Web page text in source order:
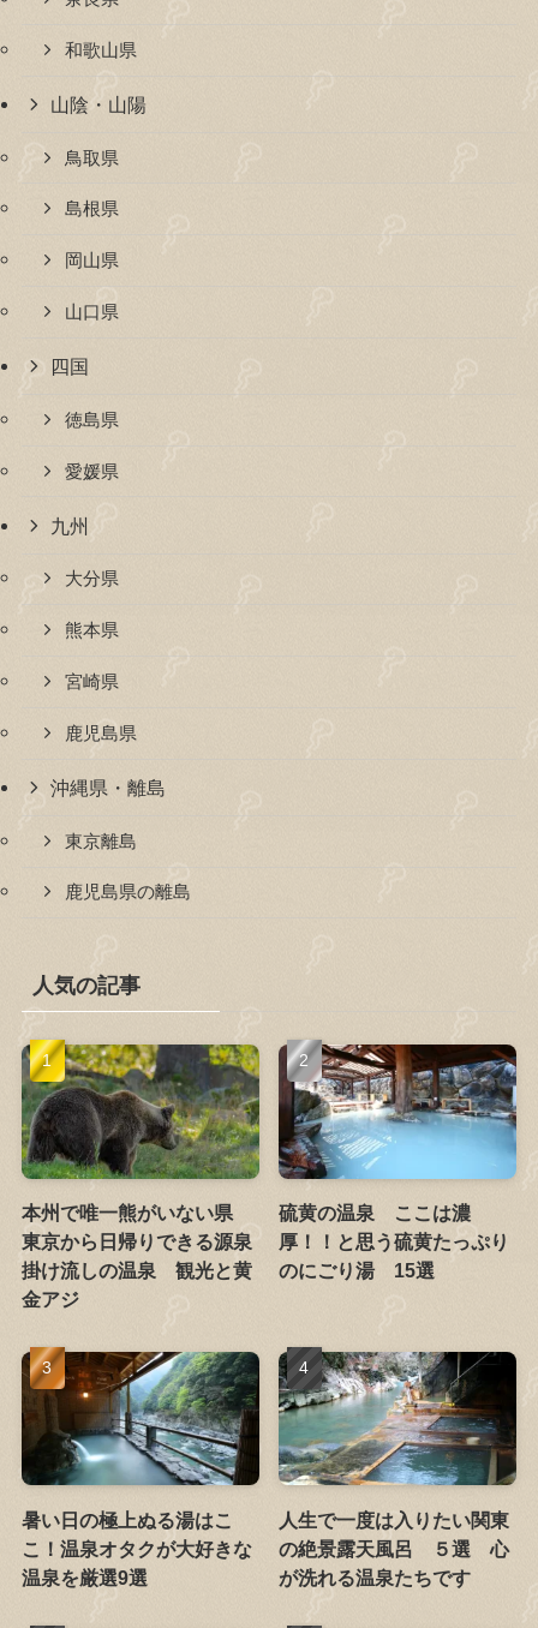
和歌山県
山陰・山陽
鳥取県
島根県
岡山県
山口県
四国
徳島県
愛媛県
九州
大分県
熊本県
宮崎県
鹿児島県
沖縄県・離島
東京離島
鹿児島県の離島
人気の記事
本州で唯一熊がいない県
東京から日帰りできる源泉
掛け流しの温泉 観光と黄
金アジ
硫黄の温泉 ここは濃
厚！！と思う硫黄たっぷり
のにごり湯 15選
暑い日の極上ぬる湯はこ
こ！温泉オタクが大好きな
温泉を厳選9選
人生で一度は入りたい関東
の絶景露天風呂 ５選 心
が洗れる温泉たちです